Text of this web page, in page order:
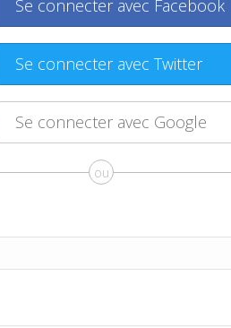
Se connecter avec Facebook
Se connecter avec Twitter
Se connecter avec Google
ou